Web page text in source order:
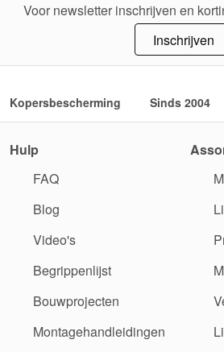
Voor newsletter inschrijven en
Inschrijven
Kopersbescherming Sinds 2004
Hulp
FAQ
Blog
Video's
Begrippenlijst
Bouwprojecten
Montagehandleidingen